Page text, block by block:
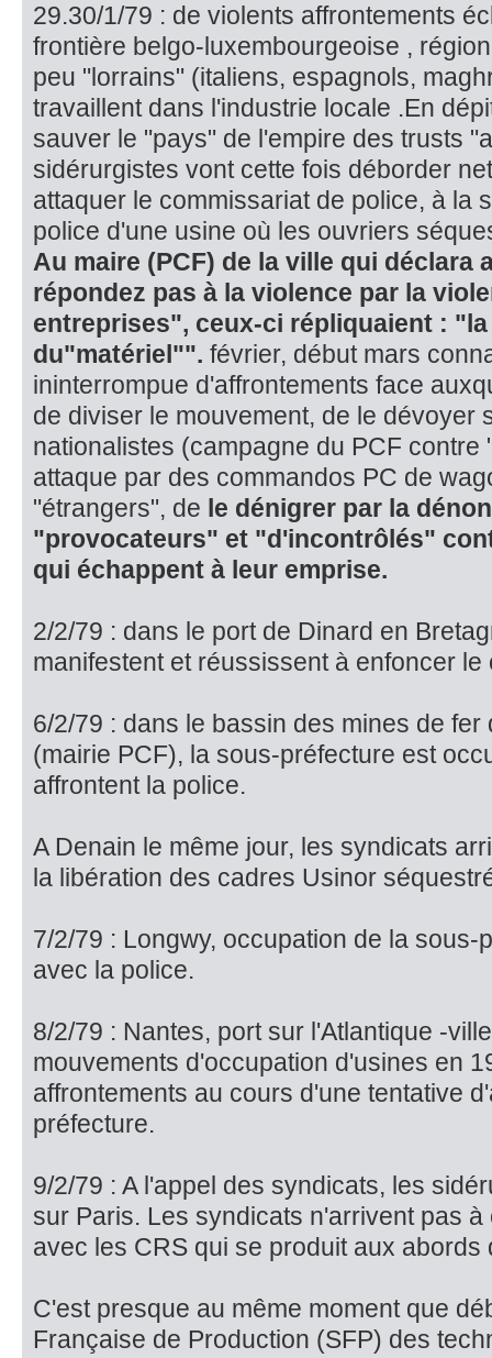
29.30/1/79 : de violents affrontements
frontière belgo-luxembour­geoise ,
peu "lorrains" (italiens, espagnols,
travaillent dans l'industrie loca­le .En
sauver le "pays" de l'empire des trusts
sidérurgistes vont cette fois déborder
attaquer le commissariat de police, à la
po­lice d'une usine où les ouvriers
Au maire (PCF) de la ville qui déclara
répondez pas à la violence par la
entreprises", ceux-ci répliquaient :
du"matériel"". février, début mars
ininterrompue d'affrontements face
de diviser le mouvement, de le dévoyer
nationalistes (campagne du PCF contre
attaque par des commandos PC de
"étrangers", de le dénigrer par la
"provocateurs" et "d'in­contrôlés"
qui échappent à leur emprise.
2/2/79 : dans le port de Dinard en
manifestent et réussissent à enfoncer
6/2/79 : dans le bassin des mines de
(mairie PCF), la sous-préfec­ture est
affron­tent la police.
A Denain le même jour, les syndicats
la libération des cadres Usinor
7/2/79 : Longwy, occupation de la sous-
avec la police.
8/2/79 : Nantes, port sur l'Atlantique -
mouvements d'occupa­tion d'usines en
affronte­ments au cours d'une tentative
préfecture.
9/2/79 : A l'appel des syndicats, les
sur Paris. Les syndi­cats n'arrivent pas
avec les CRS qui se produit aux abords
C'est presque au même moment que
Française de Production (SFP) des